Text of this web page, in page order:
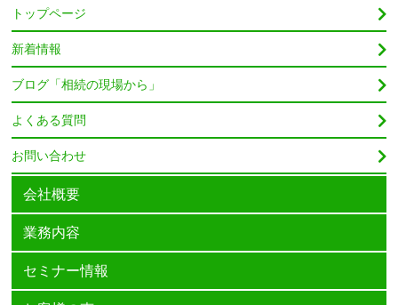
トップページ
新着情報
ブログ「相続の現場から」
よくある質問
お問い合わせ
会社概要
業務内容
セミナー情報